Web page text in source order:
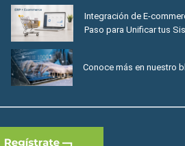
Integración de E-
Paso para Unificar tus
Conoce más en nuestro